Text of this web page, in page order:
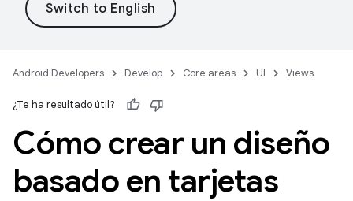
Android Developers Develop Core areas UI Views
¿Te ha resultado útil?
Cómo crear un diseño
basado en tarjetas